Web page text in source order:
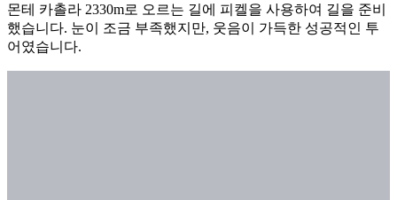
몬테 카촐라 2330m로 오르는 길에 피켈을 사용하여 길을 준비
했습니다. 눈이 조금 부족했지만, 웃음이 가득한 성공적인 투
어였습니다.